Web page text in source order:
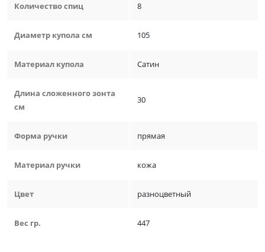
Количество спиц 8
Диаметр купола см 105
Материал купола Сатин
Длина сложенного зонта
см
30
Форма ручки прямая
Материал ручки кожа
Цвет разноцветный
Вес гр. 447